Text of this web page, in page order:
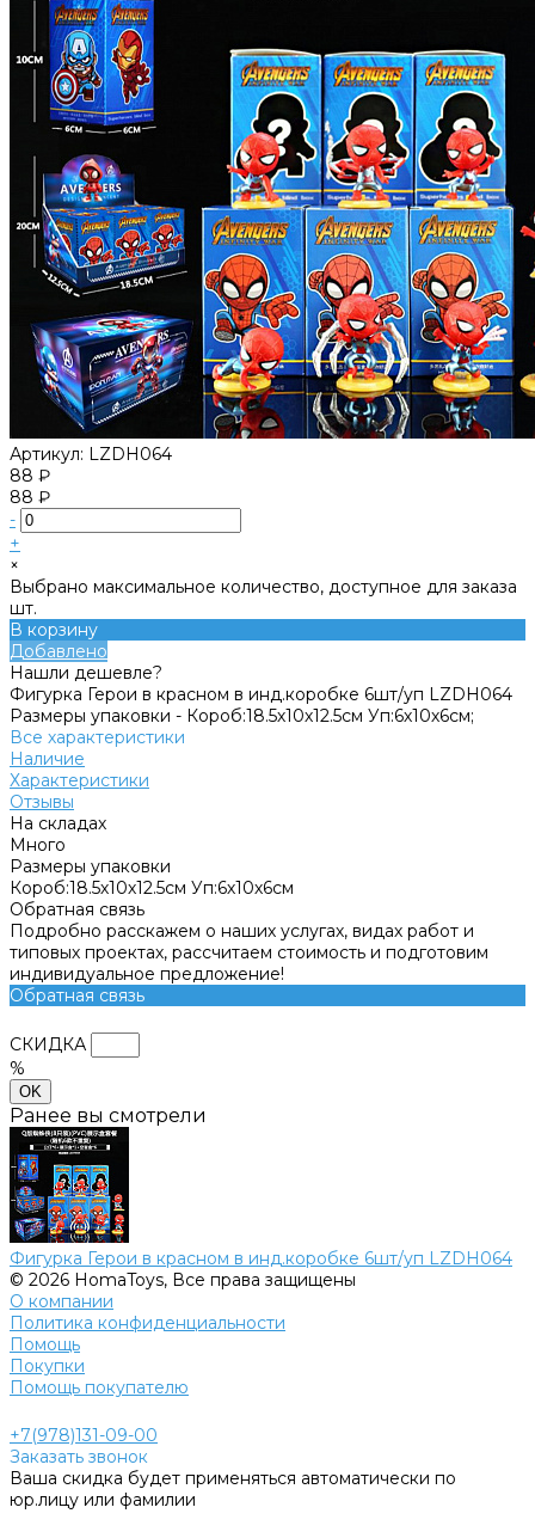
Артикул: LZDH064
88 ₽
88 ₽
-
+
×
Выбрано максимальное количество, доступное для заказа
шт.
В корзину
Добавлено
Нашли дешевле?
Фигурка Герои в красном в инд.коробке 6шт/уп LZDH064
Размеры упаковки - Короб:18.5х10х12.5см Уп:6х10х6см;
Все характеристики
Наличие
Характеристики
Отзывы
На складах
Много
Размеры упаковки
Короб:18.5х10х12.5см Уп:6х10х6см
Обратная связь
Подробно расскажем о наших услугах, видах работ и
типовых проектах, рассчитаем стоимость и подготовим
индивидуальное предложение!
Обратная связь
СКИДКА
%
OK
Ранее вы смотрели
Фигурка Герои в красном в инд.коробке 6шт/уп LZDH064
© 2026 HomaToys, Все права защищены
О компании
Политика конфиденциальности
Помощь
Покупки
Помощь покупателю
+7(978)131-09-00
Заказать звонок
Ваша скидка будет применяться автоматически по
юр.лицу или фамилии